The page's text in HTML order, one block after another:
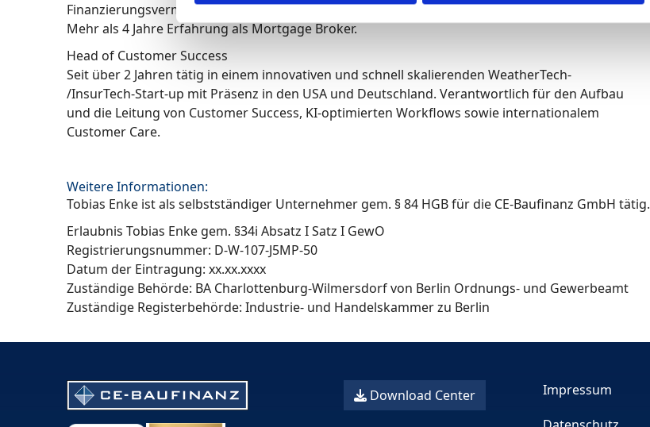
Finanzierungsvermittlung für Immobilien
Mehr als 4 Jahre Erfahrung als Mortgage Broker.
Head of Customer Success
Seit über 2 Jahren tätig in einem innovativen und schnell skalierenden WeatherTech-
/InsurTech-Start-up mit Präsenz in den USA und Deutschland. Verantwortlich für den Aufbau
und die Leitung von Customer Success, KI-optimierten Workflows sowie internationalem
Customer Care.
Weitere Informationen:
Tobias Enke ist als selbstständiger Unternehmer gem. § 84 HGB für die CE-Baufinanz GmbH tätig.
Erlaubnis Tobias Enke gem. §34i Absatz I Satz I GewO
Registrierungsnummer: D-W-107-J5MP-50
Datum der Eintragung: xx.xx.xxxx
Zuständige Behörde: BA Charlottenburg-Wilmersdorf von Berlin Ordnungs- und Gewerbeamt
Zuständige Registerbehörde: Industrie- und Handelskammer zu Berlin
Download Center
Impressum